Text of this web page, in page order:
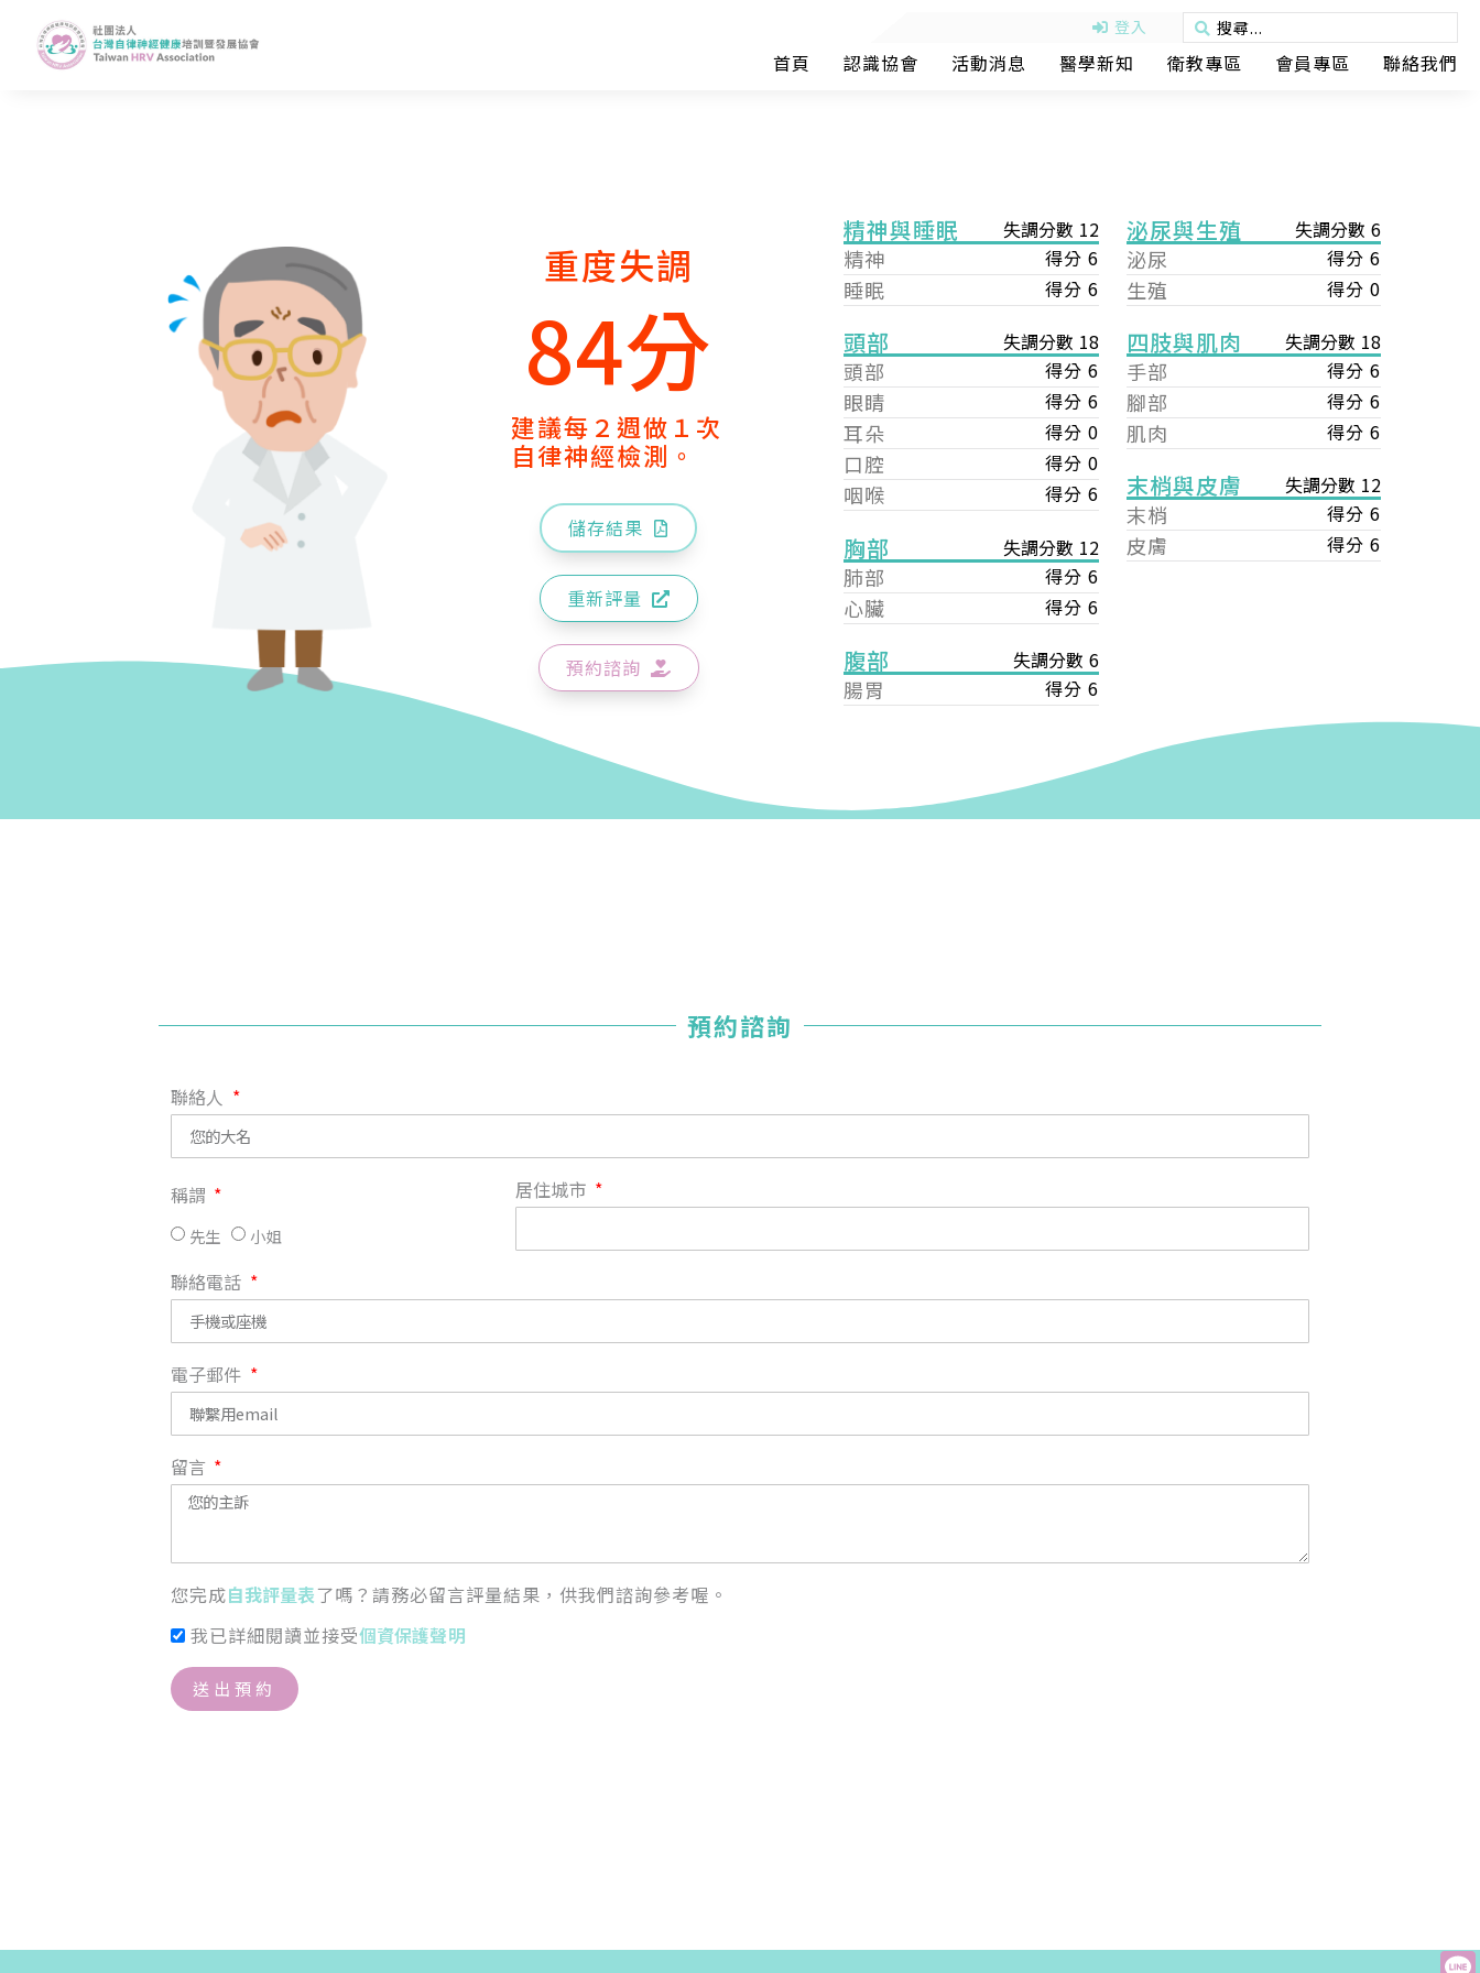
登入
首頁 認識協會 活動消息 醫學新知 衛教專區 會員專區 聯絡我們
重度失調
84分
建議每２週做１次
自律神經檢測。
儲存結果
重新評量
預約諮詢
精神與睡眠 失調分數 12
精神 得分 6
睡眠 得分 6
頭部 失調分數 18
頭部 得分 6
眼睛 得分 6
耳朵 得分 0
口腔 得分 0
咽喉 得分 6
胸部 失調分數 12
肺部 得分 6
心臟 得分 6
腹部 失調分數 6
腸胃 得分 6
泌尿與生殖 失調分數 6
泌尿 得分 6
生殖 得分 0
四肢與肌肉 失調分數 18
手部 得分 6
腳部 得分 6
肌肉 得分 6
末梢與皮膚 失調分數 12
末梢 得分 6
皮膚 得分 6
預約諮詢
聯絡人
稱謂
先生 小姐
居住城市
聯絡電話
電子郵件
留言
您完成自我評量表了嗎？請務必留言評量結果，供我們諮詢參考喔。
我已詳細閱讀並接受個資保護聲明
送出預約
您好，您的會員申請，已成功送出，經本協會理事會審核
【會費】
入會費新臺幣1200元，於會員入會時繳納；常年會費1200
元，於每年度繳納。
戶名: 社團法人台灣自律神經健康培訓暨發展協會